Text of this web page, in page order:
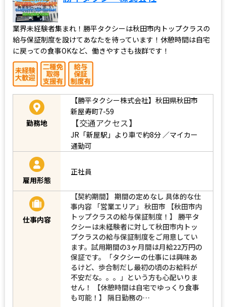
業界未経験者集まれ！勝平タクシーは秋田市内トップクラスの
給与保証制度を設けてあなたを待っています！休憩時間は自宅
に戻っての食事OKなど、働きやすさも抜群です！
勤務地
【勝平タクシー株式会社】秋田県秋田市
新屋寿町7-59
【交通アクセス】
JR「新屋駅」より車で約8分 ／マイカー
通勤可
雇用形態
正社員
仕事内容
【契約期間】 期間の定めなし 具体的な仕
事内容 「営業エリア」 秋田市 【秋田市内
トップクラスの給与保証制度！】 勝平タ
クシーは未経験者に対して秋田市内トッ
プクラスの給与保証制度をご用意してい
ます。試用期間の3ヶ月間は月給22万円の
保証です。「タクシーの仕事には興味あ
るけど、歩合制だし最初の頃のお給料が
不安だな。。。」という方も心配いりま
せん！ 【休憩時間は自宅でゆっくり食事
も可能！】 隔日勤務の…